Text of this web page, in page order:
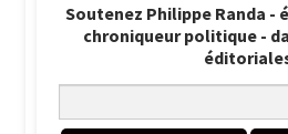
Soutenez Philippe Randa -
chroniqueur politique -